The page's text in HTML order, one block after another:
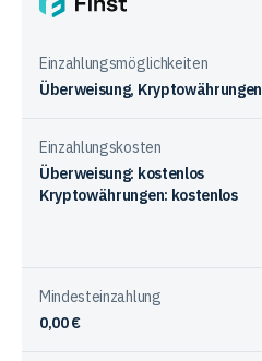
bei
Anbietern
Einzahlungsmöglichkeiten
Überweisung, Kryptowährungen
Einzahlungskosten
Überweisung: kostenlos
Kryptowährungen: kostenlos
Mindesteinzahlung
0,00 €